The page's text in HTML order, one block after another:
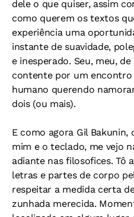
dele o que quiser, assim
como querem os textos
experiência uma
instante de suavidade,
e inesperado. Seu, meu,
contente por um
humano querendo
dois (ou mais).
E como agora Gil
mim e o teclado, me vejo
adiante nas filosofices. Tô
letras e partes de corpo
respeitar a medida certa
zunhada merecida.